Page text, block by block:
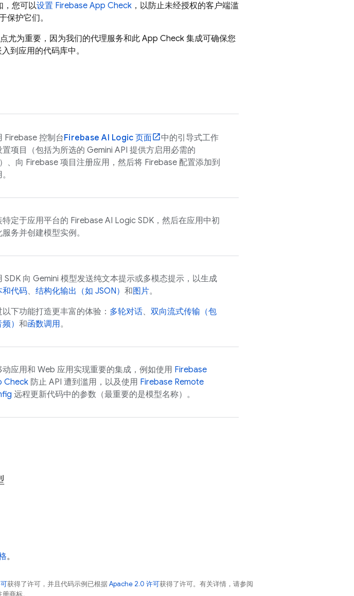
，您可以设置 Firebase App Check ，以防止未经授权的客户端滥
保护它们。
点尤为重要，因为我们的代理服务和此App Check 集成可确保您
到应用的代码库中。
Firebase 控制台Firebase AI Logic 页面
中的引导式工作
置项目（包括为所选的 Gemini API 提供方启用必需的
、向 Firebase 项目注册应用，然后将 Firebase 配置添加到
特定于应用平台的 Firebase AI Logic SDK，然后在应用中初
务并创建模型实例。
SDK 向 Gemini 模型发送纯文本提示或多模态提示，以生成
和代码、 结构化输出（如 JSON） 和图片。
以下功能打造更丰富的体验： 多轮对话、 双向流式传输（包
） 和函数调用。
动应用和 Web 应用实现重要的集成，例如使用 Firebase
Check 防止 API 遭到滥用，以及使用 Firebase Remote
远程更新代码中的参数（最重要的是模型名称）。
。
获得了许可，并且代码示例已根据Apache 2.0 许可获得了许可。有关详情，请参阅
商标。